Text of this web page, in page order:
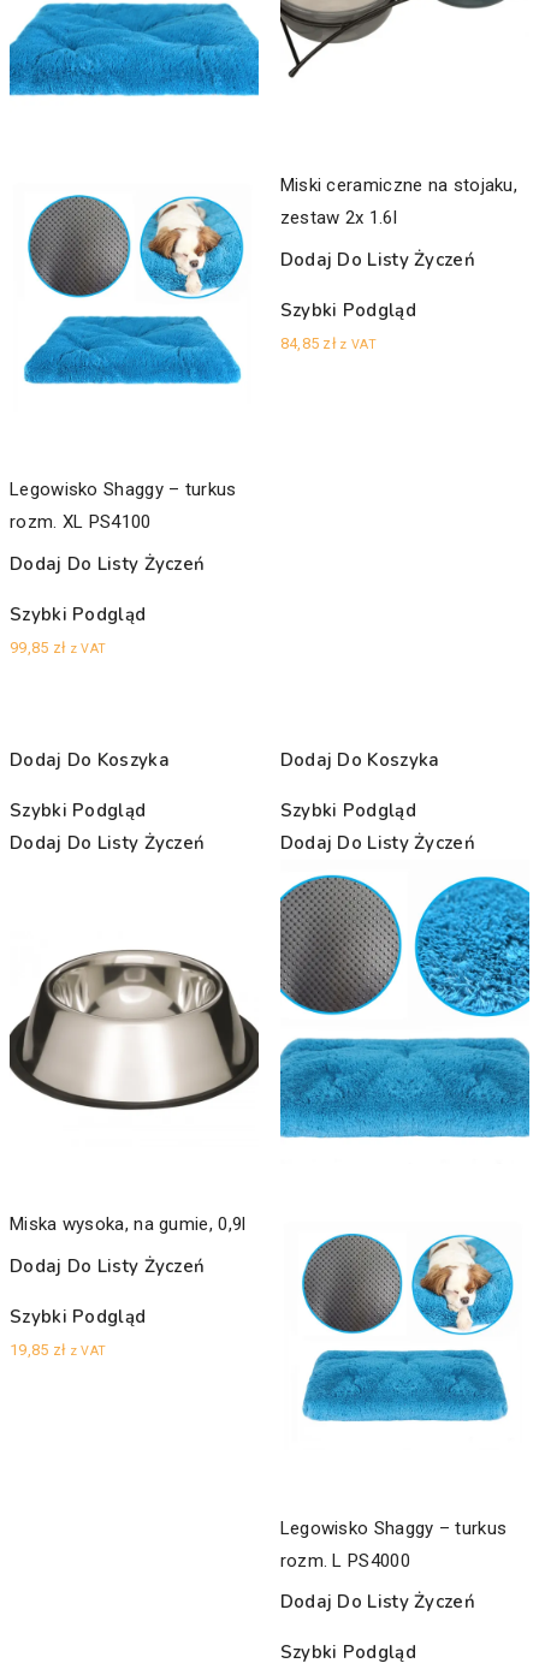
Legowisko Shaggy – turkus
rozm. XL PS4100
Dodaj Do Listy Życzeń
Szybki Podgląd
99,85 zł z VAT
Miski ceramiczne na stojaku,
zestaw 2x 1.6l
Dodaj Do Listy Życzeń
Szybki Podgląd
84,85 zł z VAT
Dodaj Do Koszyka
Szybki Podgląd
Dodaj Do Listy Życzeń
Miska wysoka, na gumie, 0,9l
Dodaj Do Listy Życzeń
Szybki Podgląd
19,85 zł z VAT
Dodaj Do Koszyka
Szybki Podgląd
Dodaj Do Listy Życzeń
Legowisko Shaggy – turkus
rozm. L PS4000
Dodaj Do Listy Życzeń
Szybki Podgląd